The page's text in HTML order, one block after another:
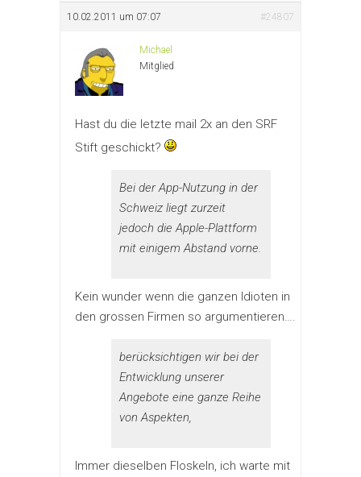
10.02.2011 um 07:07 #24807
Michael
Mitglied
Hast du die letzte mail 2x an den SRF
Stift geschickt?
Bei der App-Nutzung in der
Schweiz liegt zurzeit
jedoch die Apple-Plattform
mit einigem Abstand vorne.
Kein wunder wenn die ganzen Idioten in
den grossen Firmen so argumentieren….
berücksichtigen wir bei der
Entwicklung unserer
Angebote eine ganze Reihe
von Aspekten,
Immer dieselben Floskeln, ich warte mit